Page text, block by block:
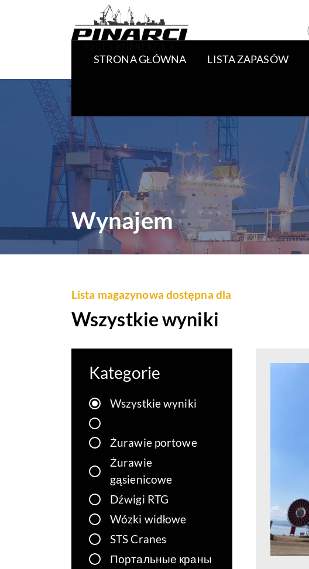
STRONA GŁÓWNA LISTA ZAPASÓW
Wynajem
Lista magazynowa dostępna dla
Wszystkie wyniki
Kategorie
Wszystkie wyniki
Żurawie portowe
Żurawie
gąsienicowe
Dźwigi RTG
Wózki widłowe
STS Cranes
Портальные краны